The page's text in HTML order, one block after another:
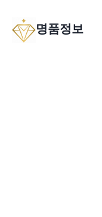
content명품정보